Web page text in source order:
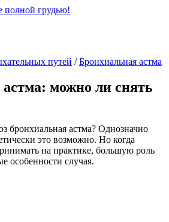
полной грудью!
путей / Бронхиальная астма
можно ли снять
бронхиальная астма? Однозначно
это возможно. Но когда
на практике, большую роль
особенности случая.